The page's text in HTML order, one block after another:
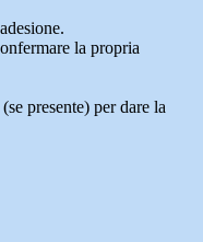
la propria
presente) per dare la